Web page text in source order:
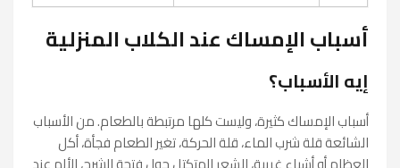
أسباب الإمساك عند الكلاب المنزلية
إيه الأسباب؟
أسباب الإمساك كثيرة، وليست كلها مرتبطة بالطعام. من الأسباب
الشائعة قلة شرب الماء، قلة الحركة، تغير الطعام فجأة، أكل